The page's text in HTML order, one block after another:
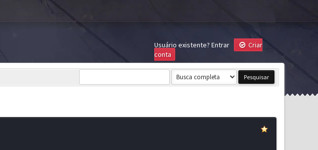
Usuário existente? Entrar
Criar
conta